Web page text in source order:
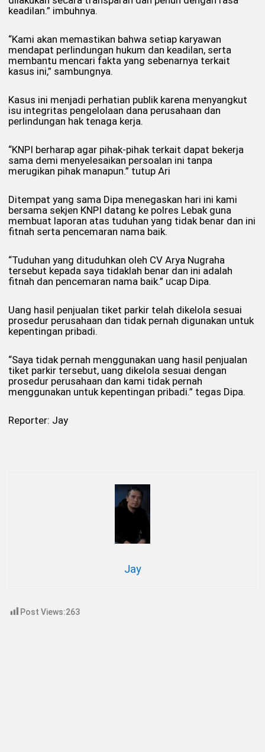
keadilan.” imbuhnya.
“Kami akan memastikan bahwa setiap karyawan
mendapat perlindungan hukum dan keadilan, serta
membantu mencari fakta yang sebenarnya terkait
kasus ini,” sambungnya.
Kasus ini menjadi perhatian publik karena menyangkut
isu integritas pengelolaan dana perusahaan dan
perlindungan hak tenaga kerja.
“KNPI berharap agar pihak-pihak terkait dapat bekerja
sama demi menyelesaikan persoalan ini tanpa
merugikan pihak manapun.” tutup Ari
Ditempat yang sama Dipa menegaskan hari ini kami
bersama sekjen KNPI datang ke polres Lebak guna
membuat laporan atas tuduhan yang tidak benar dan ini
fitnah serta pencemaran nama baik.
“Tuduhan yang dituduhkan oleh CV Arya Nugraha
tersebut kepada saya tidaklah benar dan ini adalah
fitnah dan pencemaran nama baik.” ucap Dipa.
Uang hasil penjualan tiket parkir telah dikelola sesuai
prosedur perusahaan dan tidak pernah digunakan untuk
kepentingan pribadi.
“Saya tidak pernah menggunakan uang hasil penjualan
tiket parkir tersebut, uang dikelola sesuai dengan
prosedur perusahaan dan kami tidak pernah
menggunakan untuk kepentingan pribadi.” tegas Dipa.
Reporter: Jay
Jay
Post Views:263